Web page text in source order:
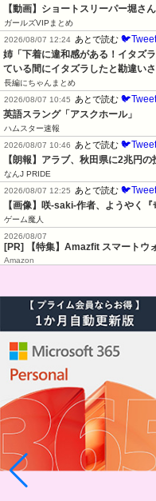
【動画】ショートスリーパー堀さ
ガールズVIPまとめ
2026/08/07 12:24 あとで読む 🐦Tweet
姉「下着に違和感がある！イタズ
ている間にイタズラしたと勘違い
長編にちゃんまとめ
2026/08/07 10:45
あとで読む 🐦Tweet
英語スラング「アスクホール」
ハムスター速報
2026/08/07 10:46
あとで読む 🐦Tweet
【朗報】アラブ、秋田県に2兆円
なんJ PRIDE
2026/08/07 12:25
あとで読む 🐦Tweet
【画像】咲-saki-作者、ようやく
ゲーム魔人
2026/08/07
[PR] 【特集】Amazfit スマートウ
Amazon